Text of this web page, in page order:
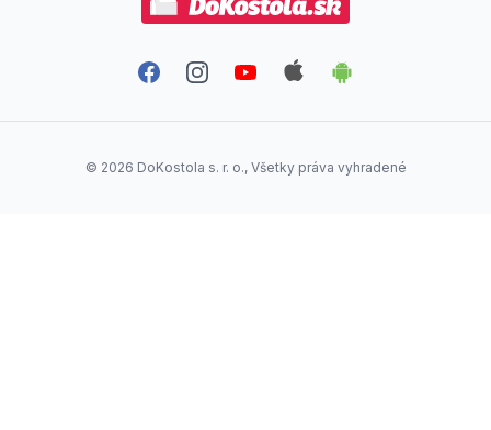
FacebookInstagramYouTubeAplikácia DoKostola -
Aplikácia
© 2026 DoKostola s. r. o., Všetky práva vyhradené